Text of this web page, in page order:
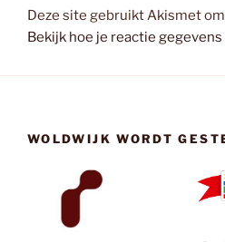
Deze site gebruikt Akismet
Bekijk hoe je reactie
WOLDWIJK WORDT